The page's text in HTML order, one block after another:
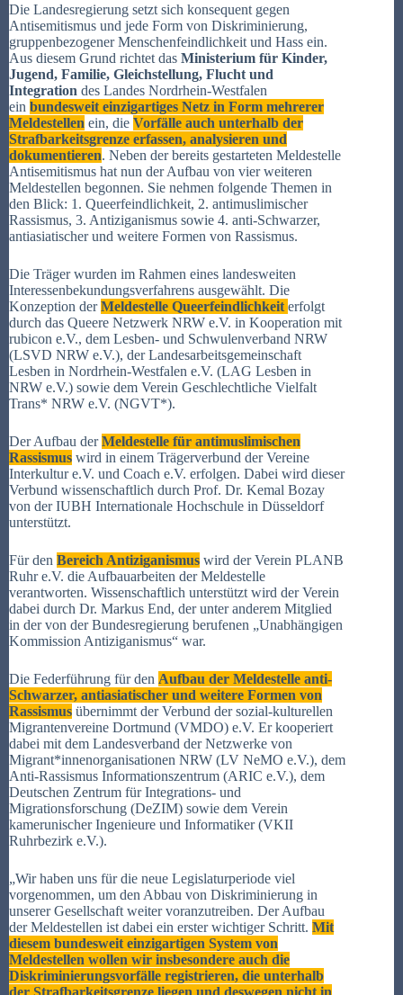
Die Landesregierung setzt sich konsequent gegen
Antisemitismus und jede Form von Diskriminierung,
gruppenbezogener Menschenfeindlichkeit und Hass ein.
Aus diesem Grund richtet das Ministerium für Kinder,
Jugend, Familie, Gleichstellung, Flucht und
Integration des Landes Nordrhein-Westfalen
ein bundesweit einzigartiges Netz in Form mehrerer
Meldestellen ein, die Vorfälle auch unterhalb der
Strafbarkeitsgrenze erfassen, analysieren und
dokumentieren. Neben der bereits gestarteten Meldestelle
Antisemitismus hat nun der Aufbau von vier weiteren
Meldestellen begonnen. Sie nehmen folgende Themen in
den Blick: 1. Queerfeindlichkeit, 2. antimuslimischer
Rassismus, 3. Antiziganismus sowie 4. anti-Schwarzer,
antiasiatischer und weitere Formen von Rassismus.
Die Träger wurden im Rahmen eines landesweiten
Interessenbekundungsverfahrens ausgewählt. Die
Konzeption derMeldestelle Queerfeindlichkeit erfolgt
durch das Queere Netzwerk NRW e.V. in Kooperation mit
rubicon e.V., dem Lesben- und Schwulenverband NRW
(LSVD NRW e.V.), der Landesarbeitsgemeinschaft
Lesben in Nordrhein-Westfalen e.V. (LAG Lesben in
NRW e.V.) sowie dem Verein Geschlechtliche Vielfalt
Trans* NRW e.V. (NGVT*).
Der Aufbau derMeldestelle für antimuslimischen
Rassismus wird in einem Trägerverbund der Vereine
Interkultur e.V. und Coach e.V. erfolgen. Dabei wird dieser
Verbund wissenschaftlich durch Prof. Dr. Kemal Bozay
von der IUBH Internationale Hochschule in Düsseldorf
unterstützt.
Für den Bereich Antiziganismus wird der Verein PLANB
Ruhr e.V. die Aufbauarbeiten der Meldestelle
verantworten. Wissenschaftlich unterstützt wird der Verein
dabei durch Dr. Markus End, der unter anderem Mitglied
in der von der Bundesregierung berufenen „Unabhängigen
Kommission Antiziganismus“ war.
Die Federführung für den Aufbau der Meldestelle anti-
Schwarzer, antiasiatischer und weitere Formen von
Rassismus übernimmt der Verbund der sozial-kulturellen
Migrantenvereine Dortmund (VMDO) e.V. Er kooperiert
dabei mit dem Landesverband der Netzwerke von
Migrant*innenorganisationen NRW (LV NeMO e.V.), dem
Anti-Rassismus Informationszentrum (ARIC e.V.), dem
Deutschen Zentrum für Integrations- und
Migrationsforschung (DeZIM) sowie dem Verein
kamerunischer Ingenieure und Informatiker (VKII
Ruhrbezirk e.V.).
„Wir haben uns für die neue Legislaturperiode viel
vorgenommen, um den Abbau von Diskriminierung in
unserer Gesellschaft weiter voranzutreiben. Der Aufbau
der Meldestellen ist dabei ein erster wichtiger Schritt. Mit
diesem bundesweit einzigartigen System von
Meldestellen wollen wir insbesondere auch die
Diskriminierungsvorfälle registrieren, die unterhalb
der Strafbarkeitsgrenze liegen und deswegen nicht in